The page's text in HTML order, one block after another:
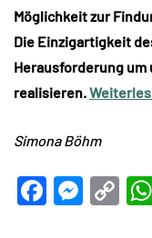
Möglichkeit zur
Die Einzigartigkeit
Herausforderung
realisieren.
Simona Böhm